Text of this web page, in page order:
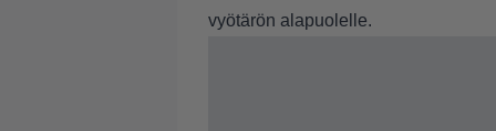
vyötärön alapuolelle.